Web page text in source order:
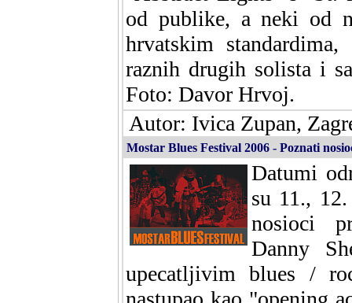
od publike, a neki od
hrvatskim
raznih drugih solista i
Foto: Davor Hrvoj.
Autor: Ivica Zupan,
Mostar Blues Festival 2006 - Poznati
Datumi
su 11.,
nosioci
Danny
upecatljivim blues /